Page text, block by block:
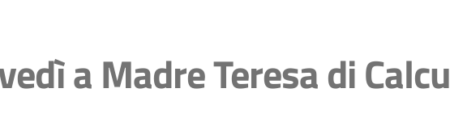
a Madre Teresa di